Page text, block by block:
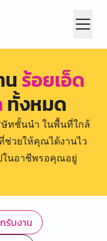
นร้อยเอ็ด
ทั้งหมด
ทชั้นนำ ในพื้นที่ใกล้
วยให้คุณได้งานไว
ในอาชีพรอคุณอยู่
รับงาน